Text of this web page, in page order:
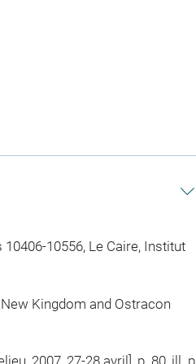
10556, Le Caire, Institut
Kingdom and Ostracon